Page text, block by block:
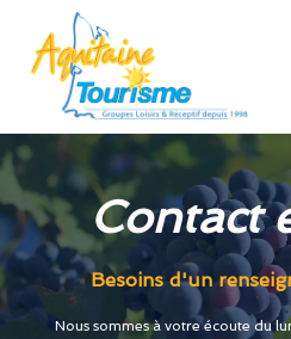
Contact
Besoins d'un
Nous sommes à votre écoute du